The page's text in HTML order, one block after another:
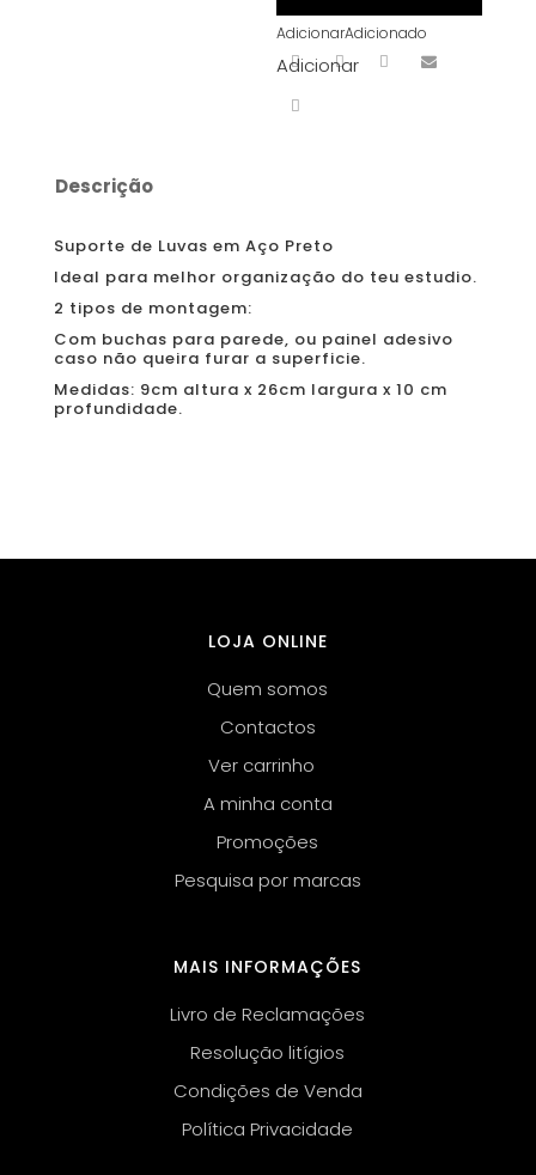
Luvas
em
Aço
AdicionarAdicionado
Adicionar
Descrição
Suporte de Luvas em Aço Preto
Ideal para melhor organização do teu estudio.
2 tipos de montagem:
Com buchas para parede, ou painel adesivo
caso não queira furar a superficie.
Medidas: 9cm altura x 26cm largura x 10 cm
profundidade.
LOJA ONLINE
Quem somos
Contactos
Ver carrinho
A minha conta
Promoções
Pesquisa por marcas
MAIS INFORMAÇÕES
Livro de Reclamações
Resolução litígios
Condições de Venda
Política Privacidade